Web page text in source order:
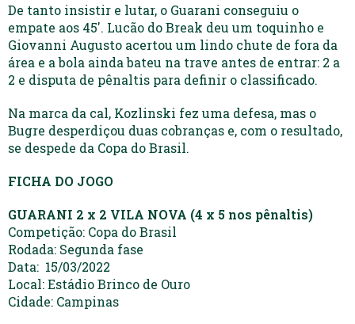
De tanto insistir e lutar, o Guarani conseguiu o
empate aos 45′. Lucão do Break deu um toquinho e
Giovanni Augusto acertou um lindo chute de fora da
área e a bola ainda bateu na trave antes de entrar: 2 a
2 e disputa de pênaltis para definir o classificado.
Na marca da cal, Kozlinski fez uma defesa, mas o
Bugre desperdiçou duas cobranças e, com o resultado,
se despede da Copa do Brasil.
FICHA DO JOGO
GUARANI 2 x 2 VILA NOVA (4 x 5 nos pênaltis)
Competição: Copa do Brasil
Rodada: Segunda fase
Data: 15/03/2022
Local: Estádio Brinco de Ouro
Cidade: Campinas